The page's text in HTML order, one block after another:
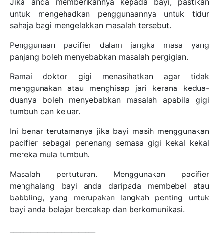
untuk mengehadkan penggunaannya untuk tidur
sahaja bagi mengelakkan masalah tersebut.
Penggunaan pacifier dalam jangka masa yang
panjang boleh menyebabkan masalah pergigian.
Ramai doktor gigi menasihatkan agar tidak
menggunakan atau menghisap jari kerana kedua-
duanya boleh menyebabkan masalah apabila gigi
tumbuh dan keluar.
Ini benar terutamanya jika bayi masih menggunakan
pacifier sebagai penenang semasa gigi kekal kekal
mereka mula tumbuh.
Masalah pertuturan. Menggunakan pacifier
menghalang bayi anda daripada membebel atau
babbling, yang merupakan langkah penting untuk
bayi anda belajar bercakap dan berkomunikasi.